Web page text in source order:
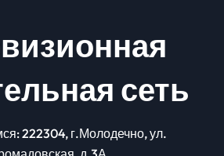
сеть
222304, г.Молодечно, ул.